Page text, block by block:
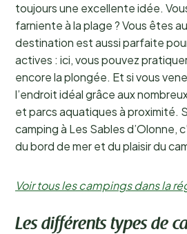
toujours une excellente idée.
farniente à la plage ? Vous êtes
destination est aussi parfaite
actives : ici, vous pouvez
encore la plongée. Et si vous
l’endroit idéal grâce aux
et parcs aquatiques à proximité.
camping à Les Sables d’Olonne,
du bord de mer et du plaisir du
Voir tous les campings dans la
Les différents types de